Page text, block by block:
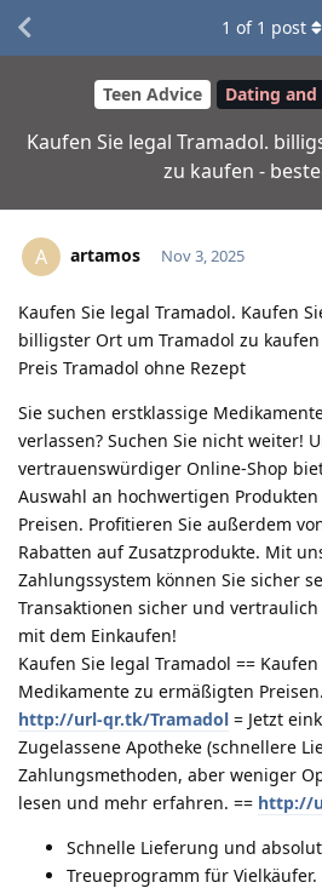
Teen Advice Dating
Kaufen Sie legal Tramadol.
zu kaufen -
1 of 1 post
A artamos Nov 3, 2025
Kaufen Sie legal Tramadol. Kaufen
billigster Ort um Tramadol zu
Preis Tramadol ohne Rezept
Sie suchen erstklassige
verlassen? Suchen Sie nicht weiter!
vertrauenswürdiger Online-Shop
Auswahl an hochwertigen
Preisen. Profitieren Sie außerdem
Rabatten auf Zusatzprodukte. Mit
Zahlungssystem können Sie sicher
Transaktionen sicher und
mit dem Einkaufen!
Kaufen Sie legal Tramadol ==
Medikamente zu ermäßigten
http://url-qr.tk/Tramadol = Jetzt
Zugelassene Apotheke (schnellere
Zahlungsmethoden, aber weniger
lesen und mehr erfahren. == http://
Schnelle Lieferung und
Treueprogramm für Vielkäufer.